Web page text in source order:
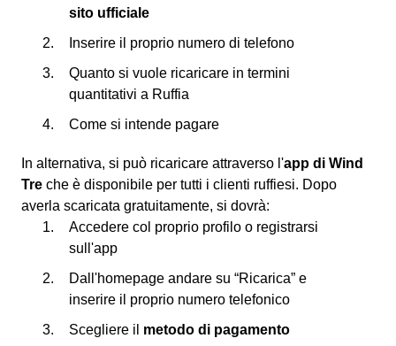
sito ufficiale
Inserire il proprio numero di telefono
Quanto si vuole ricaricare in termini
quantitativi a Ruffia
Come si intende pagare
In alternativa, si può ricaricare attraverso l'app di Wind
Tre che è disponibile per tutti i clienti ruffiesi. Dopo
averla scaricata gratuitamente, si dovrà:
Accedere col proprio profilo o registrarsi
sull'app
Dall'homepage andare su “Ricarica” e
inserire il proprio numero telefonico
Scegliere il metodo di pagamento